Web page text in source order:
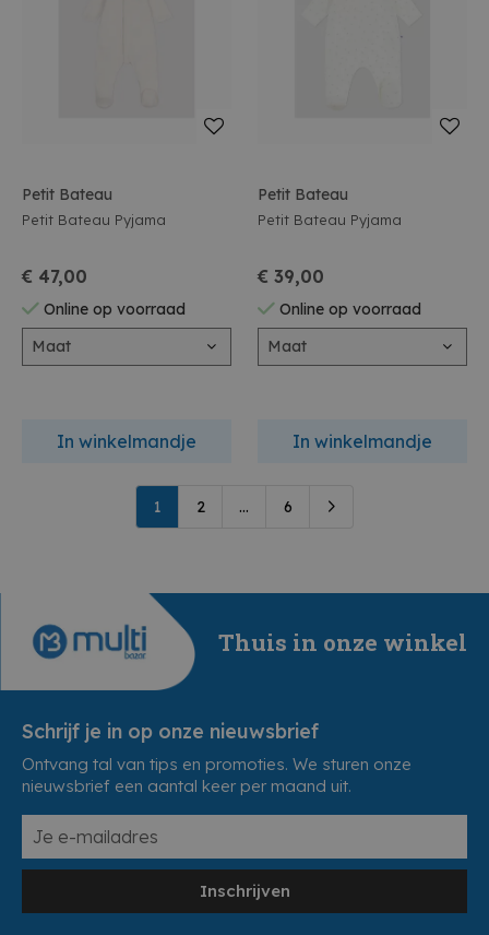
Petit Bateau
Petit Bateau Pyjama
€ 47,00
Online op voorraad
Maat
In winkelmandje
Petit Bateau
Petit Bateau Pyjama
€ 39,00
Online op voorraad
Maat
In winkelmandje
1 2 ... 6
Thuis in onze winkel
Schrijf je in op onze nieuwsbrief
Ontvang tal van tips en promoties. We sturen onze
nieuwsbrief een aantal keer per maand uit.
Inschrijven